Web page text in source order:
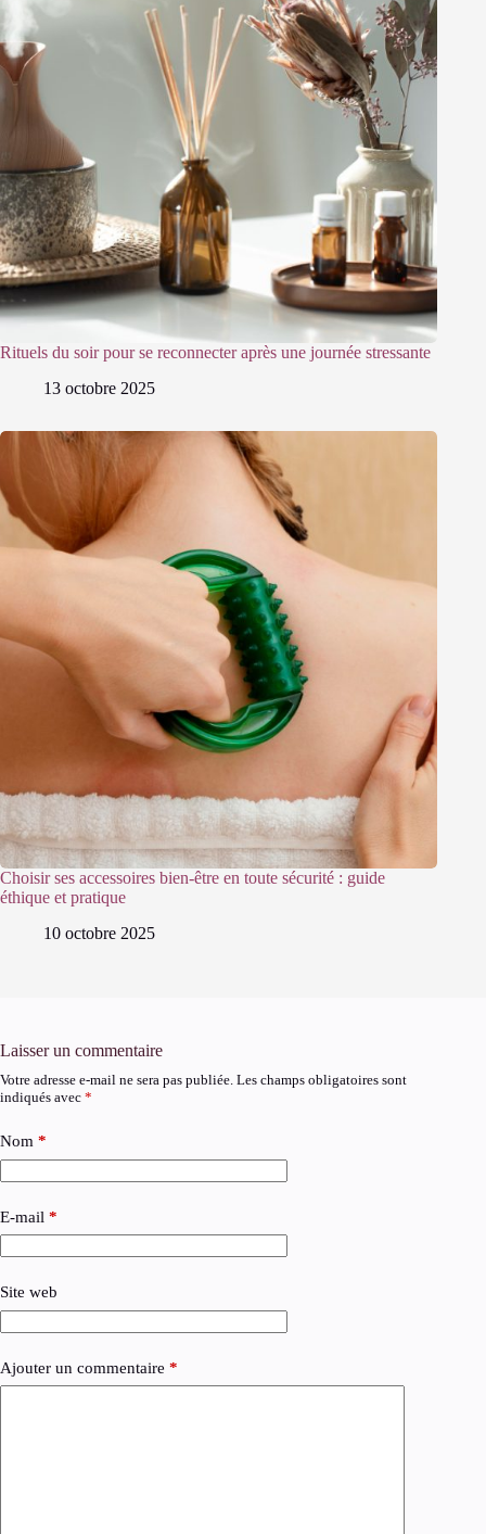
Rituels du soir pour se reconnecter après une journée stressante
13 octobre 2025
Choisir ses accessoires bien-être en toute sécurité : guide
éthique et pratique
10 octobre 2025
Laisser un commentaire
Votre adresse e-mail ne sera pas publiée. Les champs obligatoires sont
indiqués avec *
Nom *
E-mail *
Site web
Ajouter un commentaire *